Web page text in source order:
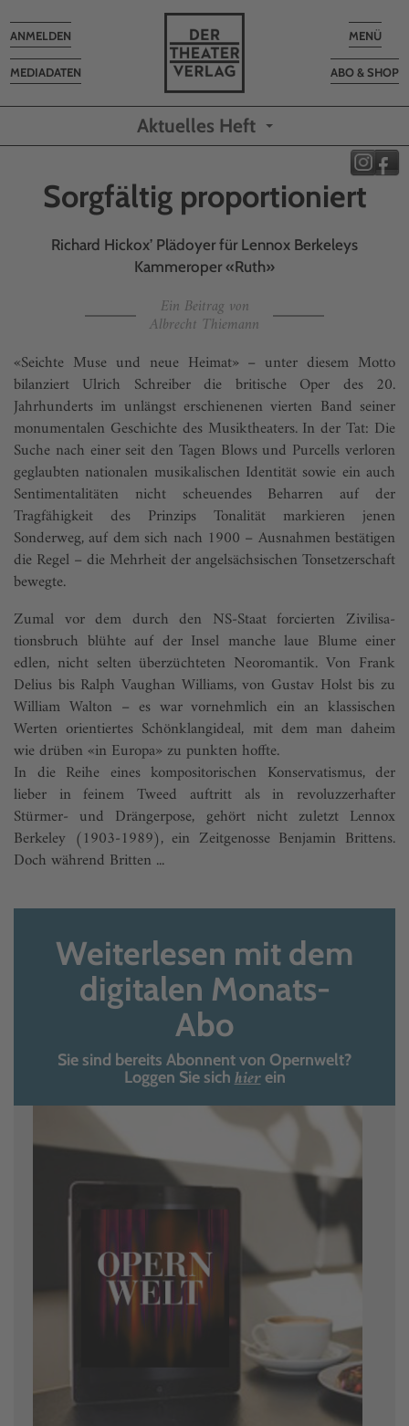
Toggle
MENÜ
ABO & SHOP
MEDIADATEN
Toggle
navigation
ANMELDEN
Aktuelles Heft
Sorgfältig proportioniert
Richard Hickox’ Plädoyer für Lennox Berkeleys
Kammeroper «Ruth»
Ein Beitrag von
Albrecht Thiemann
«Seichte Muse und neue Heimat» – unter diesem Motto
bilanziert Ulrich Schreiber die britische Oper des 20.
Jahrhunderts im unlängst erschienenen vierten Band seiner
monumentalen Geschichte des Musiktheaters. In der Tat: Die
Suche nach einer seit den Tagen Blows und Purcells verloren
geglaubten nationalen musikalischen Identität sowie ein auch
Sentimentalitäten nicht scheuendes Beharren auf der
Tragfähigkeit des Prinzips Tonalität markieren jenen
Sonderweg, auf dem sich nach 1900 – Ausnahmen bestätigen
die Regel – die Mehrheit der angelsächsischen Tonsetzerschaft
bewegte.
Zumal vor dem durch den NS-Staat forcierten Zivilisa­
tionsbruch blühte auf der Insel manche laue Blume einer
edlen, nicht selten überzüchteten Neoromantik. Von Frank
Delius bis Ralph Vaughan Williams, von Gustav Holst bis zu
William Walton – es war vornehmlich ein an klassischen
Werten orientiertes Schönklang­ideal, mit dem man daheim
wie drüben «in Europa» zu punkten hoffte.
In die Reihe eines kompositorischen Konservatismus, der
lieber in feinem Tweed auftritt als in revoluzzerhafter
Stürmer- und Drän­gerpose, gehört nicht zuletzt Lennox
Berkeley (1903-1989), ein Zeitgenosse Benjamin Brittens.
Doch während Britten ...
Weiterlesen mit dem
digitalen Monats-
Abo
Sie sind bereits Abonnent von Opernwelt?
Loggen Sie sich hierein